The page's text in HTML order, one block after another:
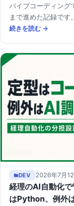
バイブコーディング
まで進めた記録で
続きを読む →
DEV 2026年7月12
経理のAI自動化
はPython、例外